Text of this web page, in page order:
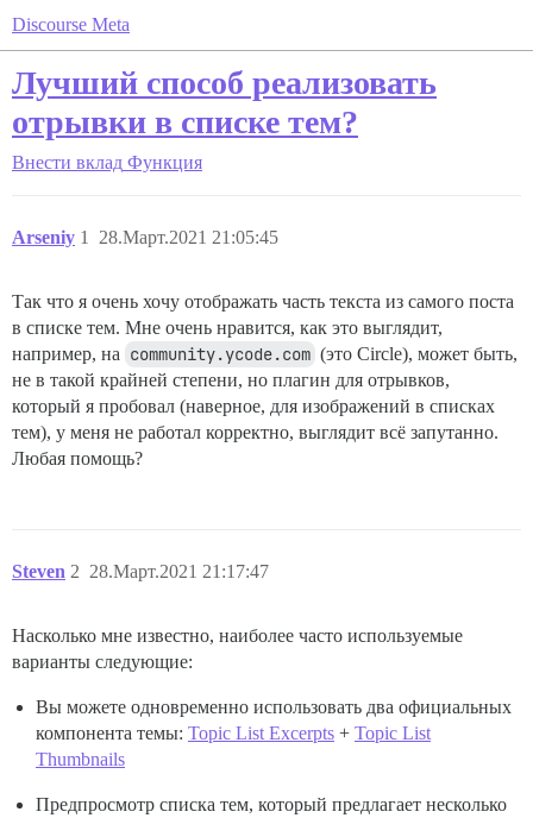
Discourse Meta
Лучший способ реализовать
отрывки в списке тем?
Внести вклад Функция
Arseniy 28.Март.2021 21:05:45
1
Так что я очень хочу отображать часть текста из самого поста
в списке тем. Мне очень нравится, как это выглядит,
например, на community.ycode.com (это Circle), может быть,
не в такой крайней степени, но плагин для отрывков,
который я пробовал (наверное, для изображений в списках
тем), у меня не работал корректно, выглядит всё запутанно.
Любая помощь?
Steven 28.Март.2021 21:17:47
2
Насколько мне известно, наиболее часто используемые
варианты следующие:
Вы можете одновременно использовать два официальных
компонента темы: Topic List Excerpts + Topic List
Thumbnails
Предпросмотр списка тем, который предлагает несколько